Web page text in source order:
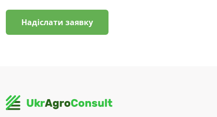
Надіслати заявку